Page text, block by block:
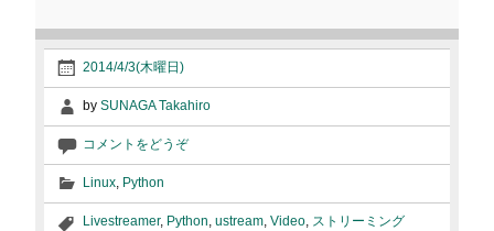
2014/4/3(木曜日)
by SUNAGA Takahiro
コメントをどうぞ
Linux, Python
Livestreamer, Python, ustream, Video, ストリーミング